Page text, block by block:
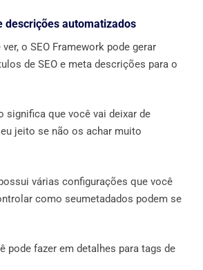
descrições automatizados
o SEO Framework pode gerar
de SEO e meta descrições para o
significa que você vai deixar de
jeito se não os achar muito
várias configurações que você
como seumetadados podem se
pode fazer em detalhes para tags de